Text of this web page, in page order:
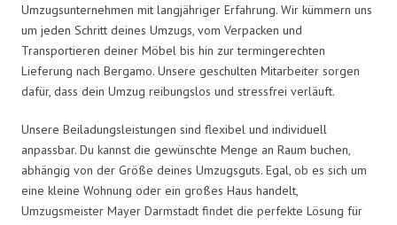
Umzugsunternehmen mit langjähriger Erfahrung. Wir kümmern uns
um jeden Schritt deines Umzugs, vom Verpacken und
Transportieren deiner Möbel bis hin zur termingerechten
Lieferung nach Bergamo. Unsere geschulten Mitarbeiter sorgen
dafür, dass dein Umzug reibungslos und stressfrei verläuft.
Unsere Beiladungsleistungen sind flexibel und individuell
anpassbar. Du kannst die gewünschte Menge an Raum buchen,
abhängig von der Größe deines Umzugsguts. Egal, ob es sich um
eine kleine Wohnung oder ein großes Haus handelt,
Umzugsmeister Mayer Darmstadt findet die perfekte Lösung für